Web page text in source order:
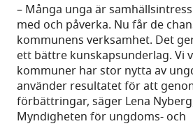
– Många unga är
med och påverka. Nu får de
kommunens verksamhet. Det
ett bättre kunskapsunderlag. Vi
kommuner har stor nytta av
använder resultatet för att
förbättringar, säger Lena
Myndigheten för ungdoms- och